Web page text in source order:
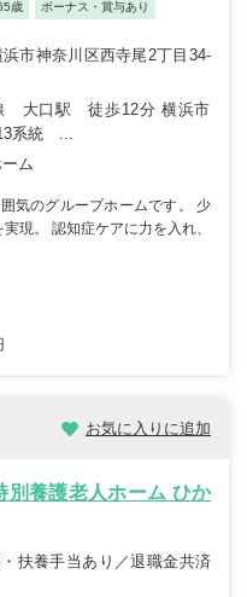
歳 ボーナス・賞与あり
市神奈川区西寺尾2丁目34-
大口駅 徒歩12分 横浜市
系統 ...
ム
気のグループホームです。 少
現。 認知症ケアに力を入れ、
お気に入りに追加
別養護老人ホーム ひか
扶養手当あり／退職金共済